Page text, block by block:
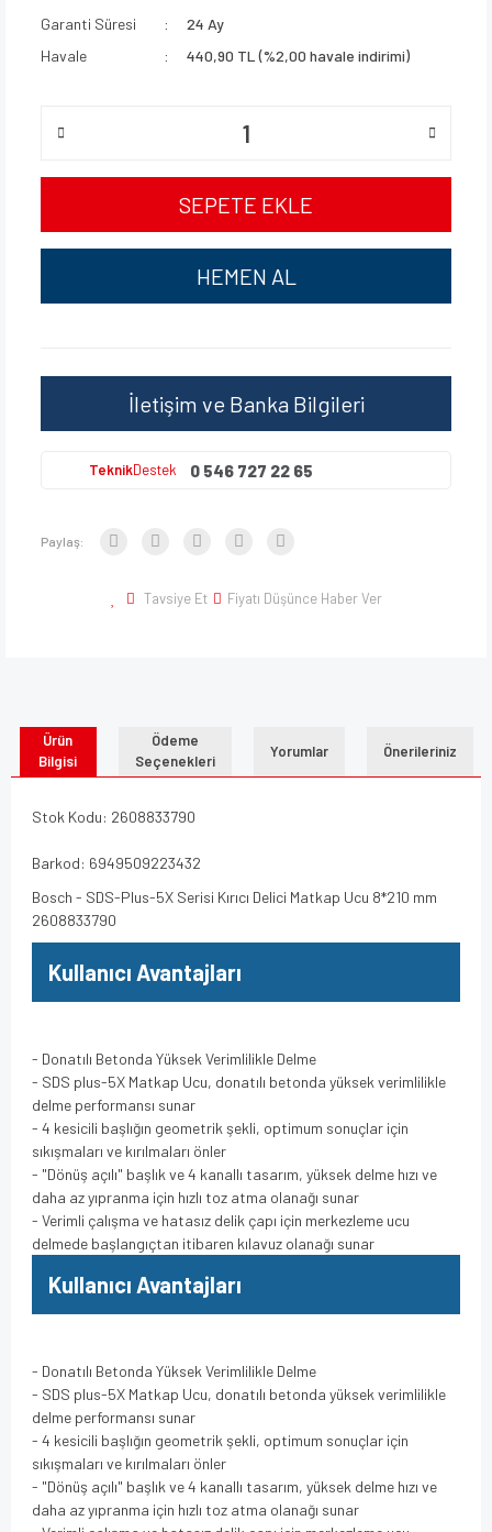
Garanti Süresi
24 Ay
Havale
440,90 TL (%2,00 havale indirimi)
SEPETE EKLE
HEMEN AL
İletişim ve Banka Bilgileri
TeknikDestek 0 546 727 22 65
Paylaş:
Tavsiye Et Fiyatı Düşünce Haber Ver
Ürün
Bilgisi
Ödeme
Seçenekleri
Yorumlar Önerileriniz
Stok Kodu: 2608833790
Barkod: 6949509223432
Bosch - SDS-Plus-5X Serisi Kırıcı Delici Matkap Ucu 8*210 mm
2608833790
Kullanıcı Avantajları
- Donatılı Betonda Yüksek Verimlilikle Delme
- SDS plus-5X Matkap Ucu, donatılı betonda yüksek verimlilikle
delme performansı sunar
- 4 kesicili başlığın geometrik şekli, optimum sonuçlar için
sıkışmaları ve kırılmaları önler
- "Dönüş açılı" başlık ve 4 kanallı tasarım, yüksek delme hızı ve
daha az yıpranma için hızlı toz atma olanağı sunar
- Verimli çalışma ve hatasız delik çapı için merkezleme ucu
delmede başlangıçtan itibaren kılavuz olanağı sunar
Kullanıcı Avantajları
- Donatılı Betonda Yüksek Verimlilikle Delme
- SDS plus-5X Matkap Ucu, donatılı betonda yüksek verimlilikle
delme performansı sunar
- 4 kesicili başlığın geometrik şekli, optimum sonuçlar için
sıkışmaları ve kırılmaları önler
- "Dönüş açılı" başlık ve 4 kanallı tasarım, yüksek delme hızı ve
daha az yıpranma için hızlı toz atma olanağı sunar